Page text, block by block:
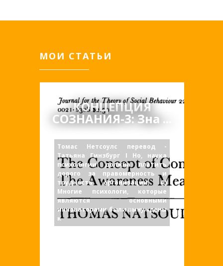
МОИ СТАТЬИ
КОНЦЕПЦИЯ
СОЗНАНИЯ-3: Зна ...
Томас Нетсоулс перевод -
Татьяна Гинзбург I Но, наука
психологии должна платить
дорого за правомерность и
трудность организации. А)
Многие психологи, которые
являются основными
инноваторами были вынуждены
к